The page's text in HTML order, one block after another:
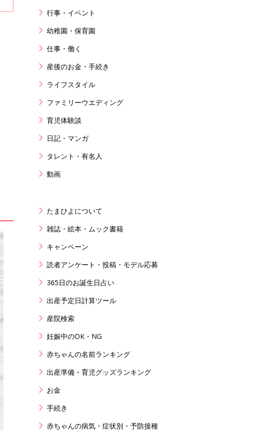
行事・イベント
幼稚園・保育園
仕事・働く
産後のお金・手続き
ライフスタイル
ファミリーウエディング
育児体験談
日記・マンガ
タレント・有名人
動画
たまひよについて
雑誌・絵本・ムック書籍
キャンペーン
読者アンケート・投稿・モデル応募
365日のお誕生日占い
出産予定日計算ツール
産院検索
妊娠中のOK・NG
赤ちゃんの名前ランキング
出産準備・育児グッズランキング
お金
手続き
赤ちゃんの病気・症状別・予防接種